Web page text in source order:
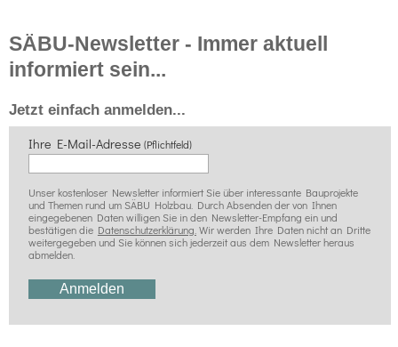
SÄBU-Newsletter - Immer aktuell
informiert sein...
Jetzt einfach anmelden...
Ihre E-Mail-Adresse (Pflichtfeld)
Unser kostenloser Newsletter informiert Sie über interessante Bauprojekte
und Themen rund um SÄBU Holzbau. Durch Absenden der von Ihnen
eingegebenen Daten willigen Sie in den Newsletter-Empfang ein und
bestätigen die Datenschutzerklärung.Wir werden Ihre Daten nicht an Dritte
weitergegeben und Sie können sich jederzeit aus dem Newsletter heraus
abmelden.